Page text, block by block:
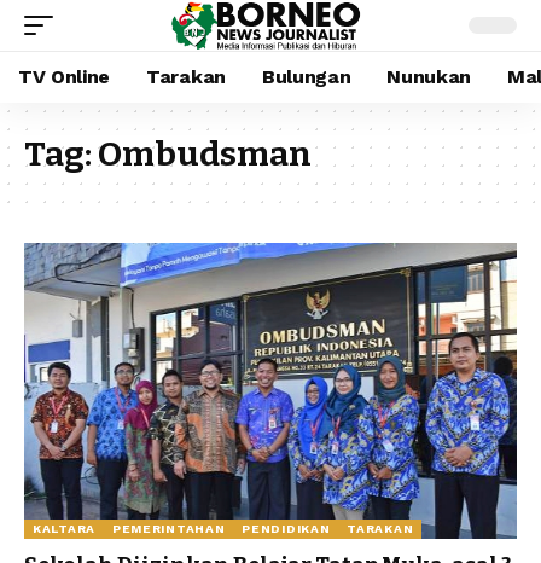
TV Online Tarakan Bulungan Nunukan
Tag:Ombudsman
KALTARA PEMERINTAHAN PENDIDIKAN TARAKAN